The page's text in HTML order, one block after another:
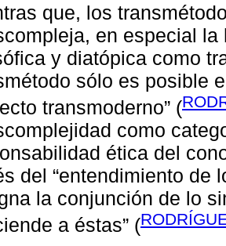
que, los
en especial
y diatópica como
sólo es posible
transmoderno” (
como
ética del
del “entendimiento de
la conjunción de lo
a éstas” (